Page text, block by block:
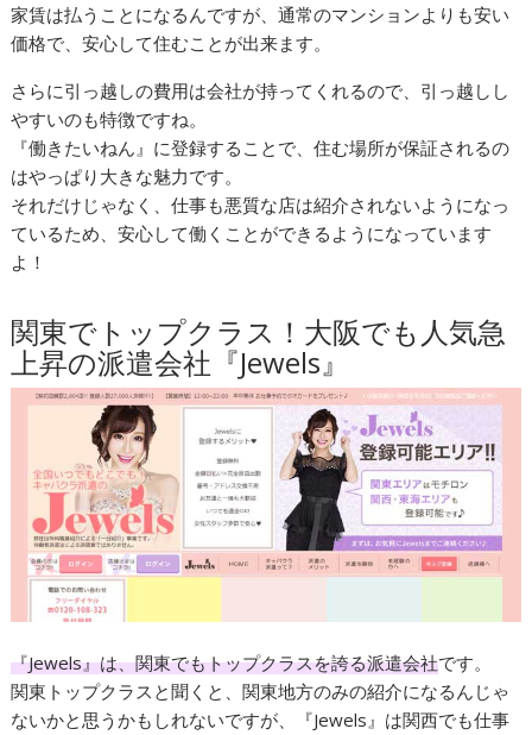
家賃は払うことになるんですが、通常のマンションよりも安い
価格で、安心して住むことが出来ます。
さらに引っ越しの費用は会社が持ってくれるので、引っ越しし
やすいのも特徴ですね。
『働きたいねん』に登録することで、住む場所が保証されるの
はやっぱり大きな魅力です。
それだけじゃなく、仕事も悪質な店は紹介されないようになっ
ているため、安心して働くことができるようになっています
よ！
関東でトップクラス！大阪でも人気急
上昇の派遣会社『Jewels』
『Jewels』は、関東でもトップクラスを誇る派遣会社です。
関東トップクラスと聞くと、関東地方のみの紹介になるんじゃ
ないかと思うかもしれないですが、『Jewels』は関西でも仕事